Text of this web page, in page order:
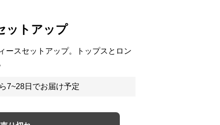
ットアップ
ースセットアップ。トップスとロン
7~28日でお届け予定